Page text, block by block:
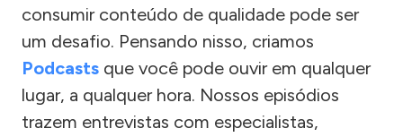
consumir conteúdo de qualidade pode ser
um desafio. Pensando nisso, criamos
Podcasts que você pode ouvir em qualquer
lugar, a qualquer hora. Nossos episódios
trazem entrevistas com especialistas,